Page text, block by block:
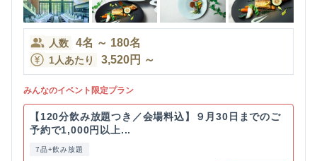
人数 4名 ～ 180名
1人あたり 3,520円 ～
みんなのイベント限定プラン
【120分飲み放題つき／会場料込】９月30日までのご
予約で1,000円以上...
7品+飲み放題